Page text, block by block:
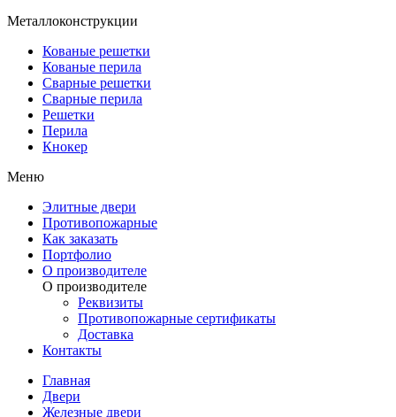
Металлоконструкции
Кованые решетки
Кованые перила
Сварные решетки
Сварные перила
Решетки
Перила
Кнокер
Меню
Элитные двери
Противопожарные
Как заказать
Портфолио
О производителе
О производителе
Реквизиты
Противопожарные сертификаты
Доставка
Контакты
Главная
Двери
Железные двери